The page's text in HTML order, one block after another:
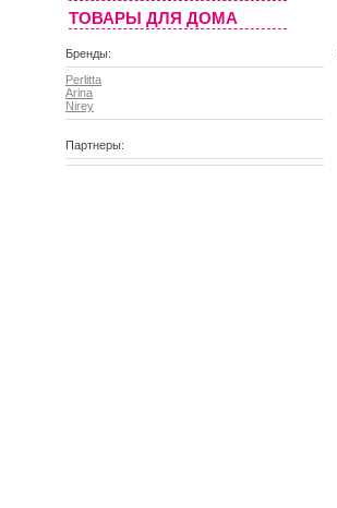
ТОВАРЫ ДЛЯ ДОМА
Бренды:
Perlitta
Arina
Nirey
Партнеры: